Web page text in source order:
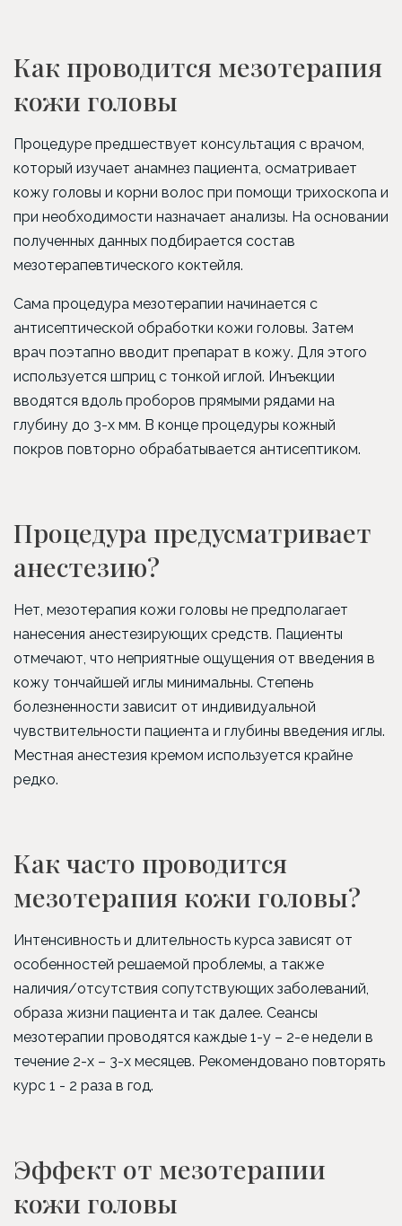
Как проводится мезотерапия
кожи головы
Процедуре предшествует консультация с врачом,
который изучает анамнез пациента, осматривает
кожу головы и корни волос при помощи трихоскопа и
при необходимости назначает анализы. На основании
полученных данных подбирается состав
мезотерапевтического коктейля.
Сама процедура мезотерапии начинается с
антисептической обработки кожи головы. Затем
врач поэтапно вводит препарат в кожу. Для этого
используется шприц с тонкой иглой. Инъекции
вводятся вдоль проборов прямыми рядами на
глубину до 3-х мм. В конце процедуры кожный
покров повторно обрабатывается антисептиком.
Процедура предусматривает
анестезию?
Нет, мезотерапия кожи головы не предполагает
нанесения анестезирующих средств. Пациенты
отмечают, что неприятные ощущения от введения в
кожу тончайшей иглы минимальны. Степень
болезненности зависит от индивидуальной
чувствительности пациента и глубины введения иглы.
Местная анестезия кремом используется крайне
редко.
Как часто проводится
мезотерапия кожи головы?
Интенсивность и длительность курса зависят от
особенностей решаемой проблемы, а также
наличия/отсутствия сопутствующих заболеваний,
образа жизни пациента и так далее. Сеансы
мезотерапии проводятся каждые 1-у – 2-е недели в
течение 2-х – 3-х месяцев. Рекомендовано повторять
курс 1 - 2 раза в год.
Эффект от мезотерапии
кожи головы